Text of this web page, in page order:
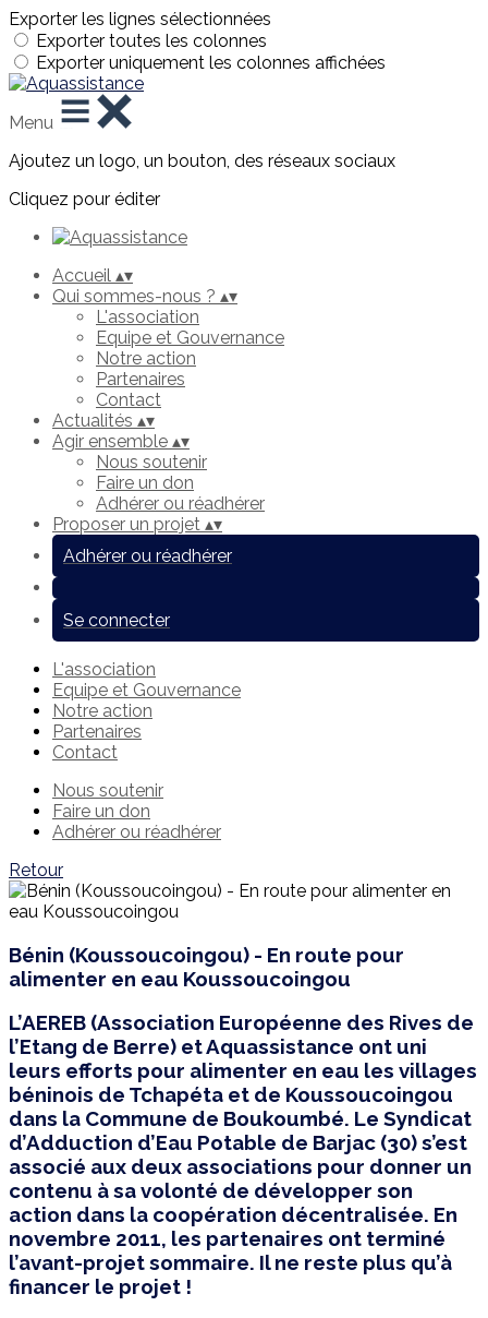
Exporter les lignes sélectionnées
Exporter toutes les colonnes
Exporter uniquement les colonnes affichées
Menu
Ajoutez un logo, un bouton, des réseaux sociaux
Cliquez pour éditer
Accueil ▴▾
Qui sommes-nous ? ▴▾
L'association
Equipe et Gouvernance
Notre action
Partenaires
Contact
Actualités ▴▾
Agir ensemble ▴▾
Nous soutenir
Faire un don
Adhérer ou réadhérer
Proposer un projet ▴▾
Adhérer ou réadhérer
Se connecter
L'association
Equipe et Gouvernance
Notre action
Partenaires
Contact
Nous soutenir
Faire un don
Adhérer ou réadhérer
Retour
Bénin (Koussoucoingou) - En route pour
alimenter en eau Koussoucoingou
L’AEREB (Association Européenne des Rives de
l’Etang de Berre) et Aquassistance ont uni
leurs efforts pour alimenter en eau les villages
béninois de Tchapéta et de Koussoucoingou
dans la Commune de Boukoumbé. Le Syndicat
d’Adduction d’Eau Potable de Barjac (30) s’est
associé aux deux associations pour donner un
contenu à sa volonté de développer son
action dans la coopération décentralisée. En
novembre 2011, les partenaires ont terminé
l’avant-projet sommaire. Il ne reste plus qu’à
financer le projet !